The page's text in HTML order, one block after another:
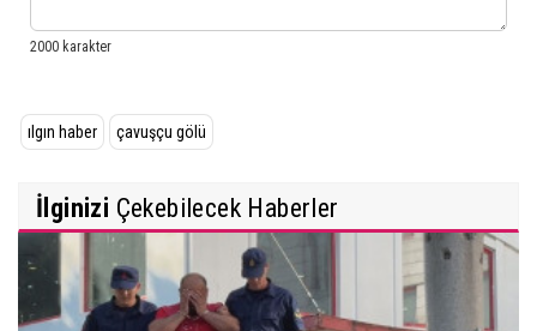
ılgın haber çavuşçu gölü
İlginizi Çekebilecek Haberler